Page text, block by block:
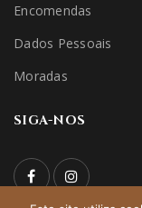
Encomendas
Dados Pessoais
Moradas
SIGA-NOS